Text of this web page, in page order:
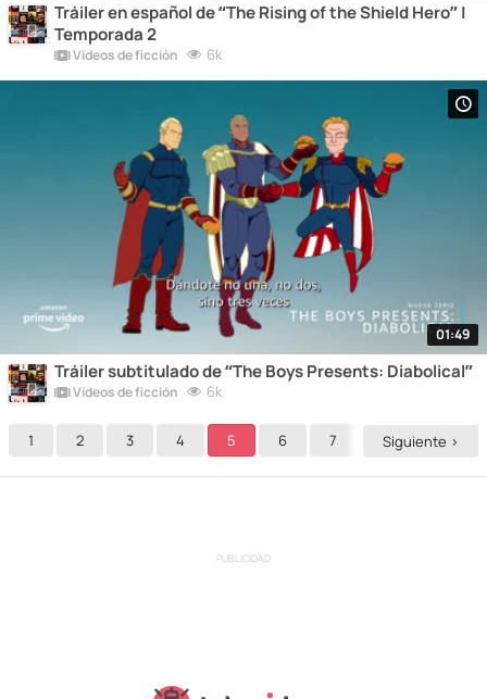
Tráiler en español de “The Rising of the Shield Hero” |
Temporada 2
Vídeos de ficción 6k
01:49
Tráiler subtitulado de “The Boys Presents: Diabolical”
Vídeos de ficción 6k
1 2 3 4 5 6 7 8 9
Siguiente >
PUBLICIDAD